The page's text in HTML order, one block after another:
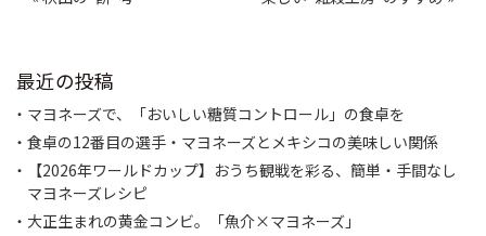
ゲ
ー
シ
ョ
最近の投稿
マヨネーズで、「おいしい糖質コントロール」の食卓を
食卓の12番目の選手・マヨネーズとメキシコの美味しい関係
【2026年ワールドカップ】おうち観戦を彩る、簡単・手間なし
マヨネーズレシピ
大正生まれの黄金コンビ。「魚介×マヨネーズ」